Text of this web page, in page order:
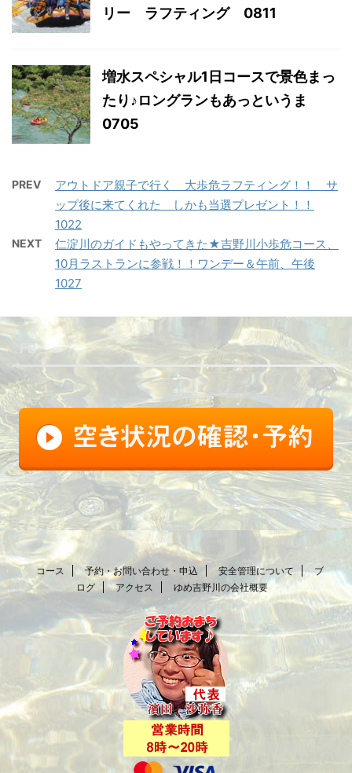
リー ラフティング 0811
増水スペシャル1日コースで景色まっ
たり♪ロングランもあっというま
0705
PREV
アウトドア親子で行く 大歩危ラフティング！！ サ
ップ後に来てくれた しかも当選プレゼント！！
1022
NEXT
仁淀川のガイドもやってきた★吉野川小歩危コース、
10月ラストランに参戦！！ワンデー＆午前、午後
1027
FB
コース 予約・お問い合わせ・申込 安全管理について
ブ
ログ
アクセス ゆめ吉野川の会社概要